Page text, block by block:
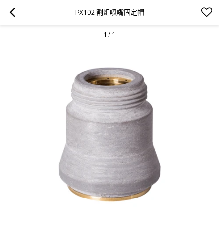
PX102 割炬喷嘴固定帽
1 / 1